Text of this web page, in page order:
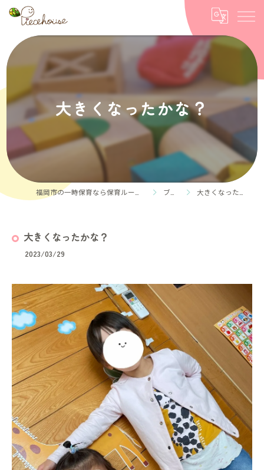
大きくなったかな？
ブログ 大きくなったかな？
大きくなったかな？
2023/03/29